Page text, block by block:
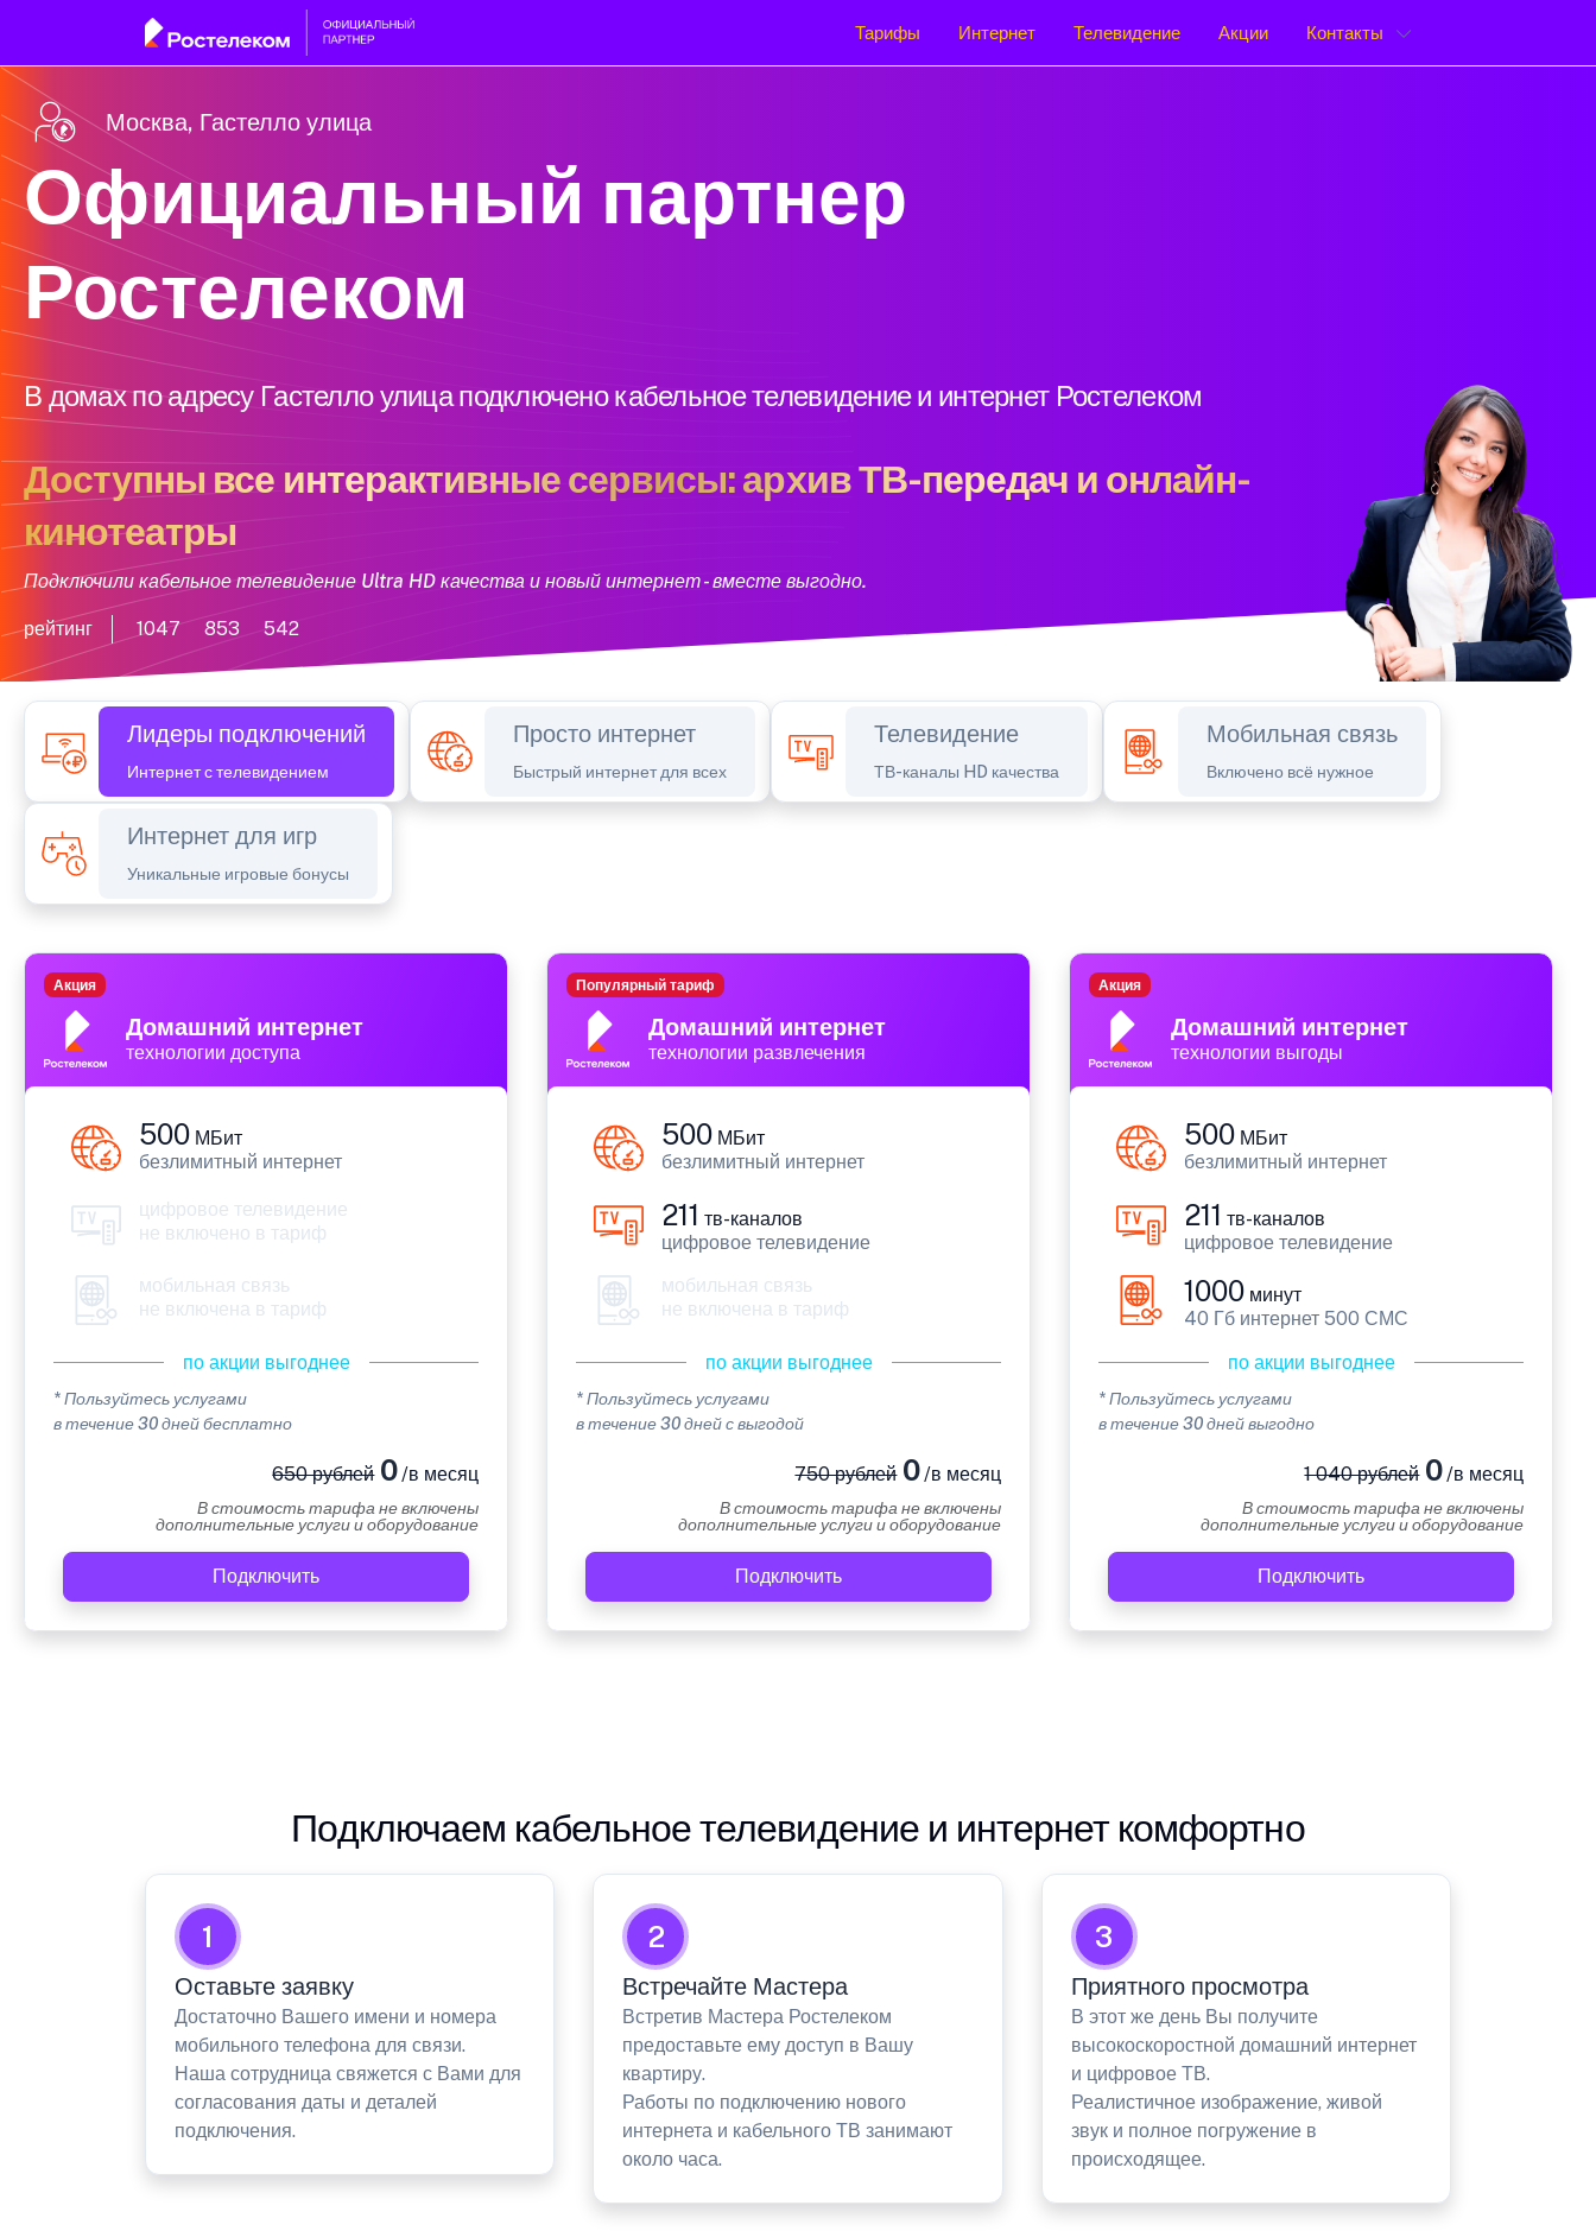
Тарифы Интернет Телевидение Акции Контакты
Москва, Гастелло улица
Официальный партнер
Ростелеком
В домах по адресу Гастелло улица подключено кабельное телевидение и интернет Ростелеком
Доступны все интерактивные сервисы: архив ТВ-передач и онлайн-
кинотеатры
Подключили кабельное телевидение Ultra HD качества и новый интернет - вместе выгодно.
рейтинг 1047 853 542
Лидеры подключений
Интернет с телевидением
Просто интернет
Быстрый интернет для всех
Телевидение
ТВ-каналы HD качества
Мобильная связь
Включено всё нужное
Интернет для игр
Уникальные игровые бонусы
Домашний интернет
технологии доступа
Акция
500 МБит
безлимитный интернет
цифровое телевидение
не включено в тариф
мобильная связь
не включена в тариф
по акции выгоднее
* Пользуйтесь услугами
в течение 30 дней бесплатно
650 рублей0/в месяц
В стоимость тарифа не включены
дополнительные услуги и оборудование
Подключить
Домашний интернет
технологии развлечения
Популярный тариф
500 МБит
безлимитный интернет
211 тв-каналов
цифровое телевидение
мобильная связь
не включена в тариф
по акции выгоднее
* Пользуйтесь услугами
в течение 30 дней с выгодой
750 рублей0/в месяц
В стоимость тарифа не включены
дополнительные услуги и оборудование
Подключить
Домашний интернет
технологии выгоды
Акция
500 МБит
безлимитный интернет
211 тв-каналов
цифровое телевидение
1000 минут
40 Гб интернет 500 СМС
по акции выгоднее
* Пользуйтесь услугами
в течение 30 дней выгодно
1 040 рублей0/в месяц
В стоимость тарифа не включены
дополнительные услуги и оборудование
Подключить
Подключаем кабельное телевидение и интернет комфортно
1
Оставьте заявку
Достаточно Вашего имени и номера
мобильного телефона для связи.
Наша сотрудница свяжется с Вами для
согласования даты и деталей
подключения.
2
Встречайте Мастера
Встретив Мастера Ростелеком
предоставьте ему доступ в Вашу
квартиру.
Работы по подключению нового
интернета и кабельного ТВ занимают
около часа.
3
Приятного просмотра
В этот же день Вы получите
высокоскоростной домашний интернет
и цифровое ТВ.
Реалистичное изображение, живой
звук и полное погружение в
происходящее.